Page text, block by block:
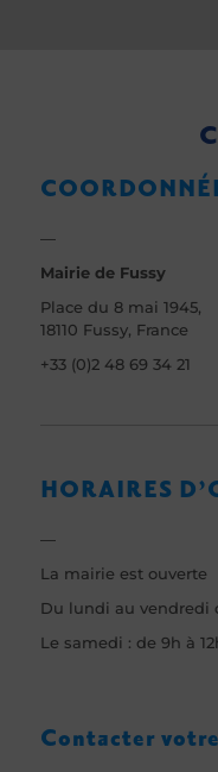
—
Mairie de Fussy
Place du 8 mai 1945,
18110 Fussy, France
+33 (0)2 48 69 34 21
HORAIRES
—
La mairie est ouverte
Du lundi au vendredi
Le samedi : de 9h à
Contacter